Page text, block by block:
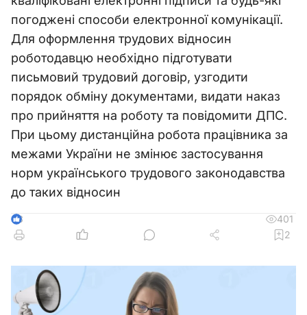
погоджені способи електронної комунікації.
Для оформлення трудових відносин
роботодавцю необхідно підготувати
письмовий трудовий договір, узгодити
порядок обміну документами, видати наказ
про прийняття на роботу та повідомити ДПС.
При цьому дистанційна робота працівника за
межами України не змінює застосування
норм українського трудового законодавства
до таких відносин
3
401
2